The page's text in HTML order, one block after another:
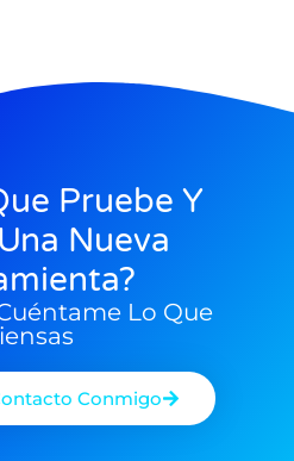
Pruebe Y
Nueva
Lo Que
Conmigo